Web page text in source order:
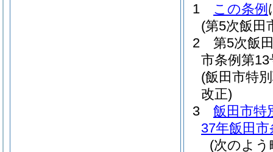
1
この条例
(第5次飯田
2
第5次飯
市条例第13
(飯田市特
改正)
3
飯田市特
37年飯田
(次のよう